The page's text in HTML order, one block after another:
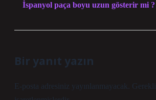
İspanyol paça boyu uzun gösterir mi ?
Bir yanıt yazın
E-posta adresiniz yayınlanmayacak.